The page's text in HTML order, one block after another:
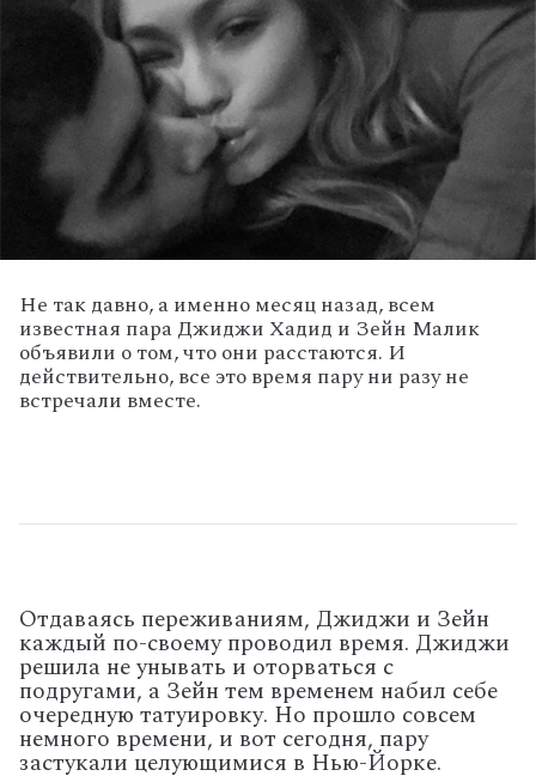
Не так давно, а именно месяц назад, всем
известная пара Джиджи Хадид и Зейн Малик
объявили о том, что они расстаются. И
действительно, все это время пару ни разу не
встречали вместе.
Отдаваясь переживаниям, Джиджи и Зейн
каждый по-своему проводил время. Джиджи
решила не унывать и оторваться с
подругами, а Зейн тем временем набил себе
очередную татуировку. Но прошло совсем
немного времени, и вот сегодня, пару
застукали целующимися в Нью-Йорке.